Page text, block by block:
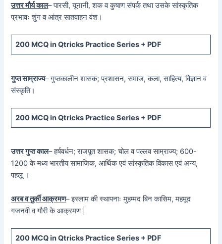
उत्तर मौर्य काल– पारसी, यूनानी, शक व कुषाण संपर्क तथा उसके सांस्कृतिक
प्रभावः शुंग व आंत्र सातवाहन वंश।
200 MCQ in Qtricks Practice Series + PDF
गुप्त साम्राज्य– गुप्तकालीन शासक; प्रशासन, समाज, कला, साहित्य, विज्ञान व
संस्कृति।
200 MCQ in Qtricks Practice Series + PDF
उत्तर गुप्त काल– हर्षवर्धन; राजपूत शासक; चोल व पल्लव साम्राज्य; 600-
1200 के मध्य भारतीय सामाजिक, आर्थिक एवं सांस्कृतिक विकास एवं अन्य,
पहलू ।
अरब व तुर्की आक्रमण– इस्लाम की स्थापनाः मुहम्मद बिन कासिम, महमूद
गजनवी व गौरी के आक्रमण |
200 MCQ in Qtricks Practice Series + PDF